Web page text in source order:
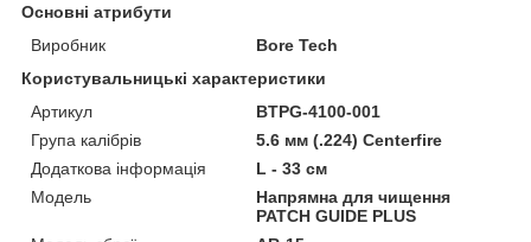
Основні атрибути
Виробник
Bore Tech
Користувальницькі характеристики
Артикул
BTPG-4100-001
Група калібрів
5.6 мм (.224) Centerfire
Додаткова інформація
L - 33 см
Мoдель
Напрямна для чищення
PATCH GUIDE PLUS